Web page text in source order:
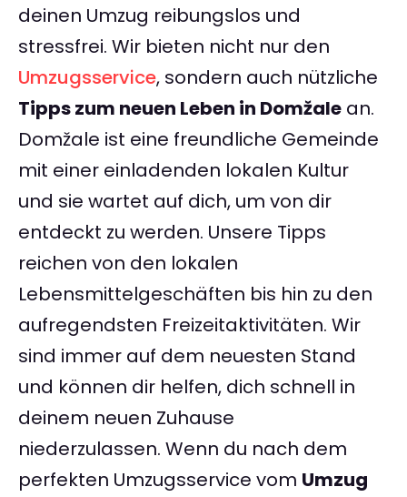
deinen Umzug reibungslos und
stressfrei. Wir bieten nicht nur den
Umzugsservice, sondern auch nützliche
Tipps zum neuen Leben in Domžale an.
Domžale ist eine freundliche Gemeinde
mit einer einladenden lokalen Kultur
und sie wartet auf dich, um von dir
entdeckt zu werden. Unsere Tipps
reichen von den lokalen
Lebensmittelgeschäften bis hin zu den
aufregendsten Freizeitaktivitäten. Wir
sind immer auf dem neuesten Stand
und können dir helfen, dich schnell in
deinem neuen Zuhause
niederzulassen. Wenn du nach dem
perfekten Umzugsservice vom Umzug